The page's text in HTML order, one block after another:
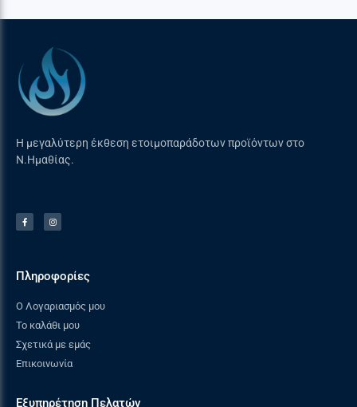
Η μεγαλύτερη έκθεση ετοιμοπαράδοτων προϊόντων στο
Ν.Ημαθίας.
Πληροφορίες
Ο Λογαριασμός μου
Το καλάθι μου
Σχετικά με εμάς
Επικοινωνία
Εξυπηρέτηση Πελατών